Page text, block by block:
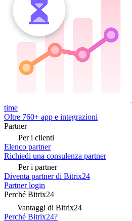
time
Oltre 760+ app e integrazioni
Partner
Per i clienti
Elenco partner
Richiedi una consulenza partner
Per i partner
Diventa partner di Bitrix24
Partner login
Perché Bitrix24
Vantaggi di Bitrix24
Perché Bitrix24?